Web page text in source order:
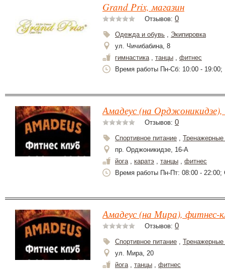
Grand Prix, магазин
Отзывов: 0
Одежда и обувь , Экипировка
ул. Чичибабина, 8
гимнастика, танцы , фитнес
Время работы Пн-Сб: 10:00 - 19:00;
Амадеус (на Орджоникидзе),
Отзывов: 0
Спортивное питание ,
пр. Орджоникидзе, 16-А
йога, каратэ , танцы , фитнес
Время работы Пн-Пт: 08:00 - 22:00;
Амадеус (на Мира), фитнес-
Отзывов: 0
Спортивное питание ,
ул. Мира, 20
йога, танцы , фитнес